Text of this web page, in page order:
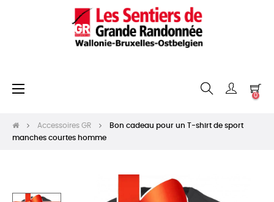
Basculer
☰
0
Accessoires GR
Bon cadeau pour un T-shirt de sport
manches courtes homme